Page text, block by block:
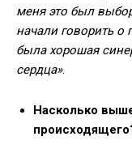
меня это был
начали говорить о
была хорошая
сердца».
Насколько